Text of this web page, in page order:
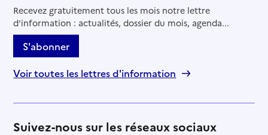
Recevez gratuitement tous les mois notre lettre
d'information : actualités, dossier du mois, agenda...
S'abonner
Voir toutes les lettres d'information
Suivez-nous sur les réseaux sociaux